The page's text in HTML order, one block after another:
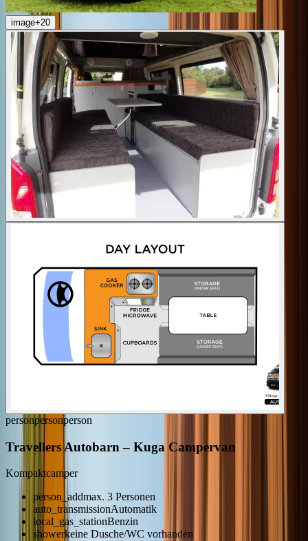
image+20
personpersonperson
Travellers Autobarn – Kuga Campervan
Kompaktcamper
person_addmax. 3 Personen
auto_transmissionAutomatik
local_gas_stationBenzin
showerkeine Dusche/WC vorhanden